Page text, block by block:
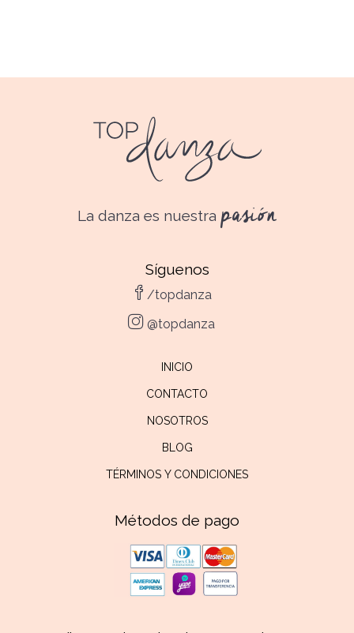
La danza es nuestra pasión
Síguenos
/topdanza
@topdanza
INICIO
CONTACTO
NOSOTROS
BLOG
TÉRMINOS Y CONDICIONES
Métodos de pago